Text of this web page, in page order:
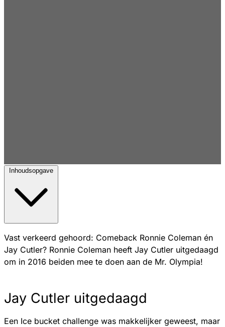
Inhoudsopgave
Vast verkeerd gehoord: Comeback Ronnie Coleman én
Jay Cutler? Ronnie Coleman heeft Jay Cutler uitgedaagd
om in 2016 beiden mee te doen aan de Mr. Olympia!
Jay Cutler uitgedaagd
Een Ice bucket challenge was makkelijker geweest, maar